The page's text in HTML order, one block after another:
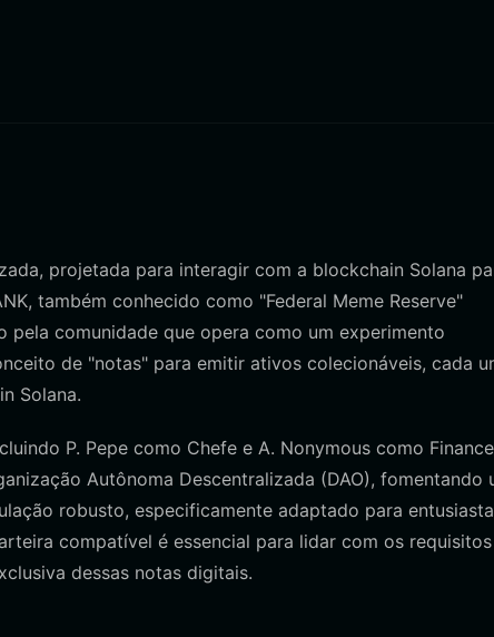
projetada para interagir com a blockchain Solana
também conhecido como "Federal Meme Reserve"
pela comunidade que opera como um experimento
de "notas" para emitir ativos colecionáveis, cada
Solana.
P. Pepe como Chefe e A. Nonymous como
Autônoma Descentralizada (DAO), fomentando
robusto, especificamente adaptado para
compatível é essencial para lidar com os
dessas notas digitais.